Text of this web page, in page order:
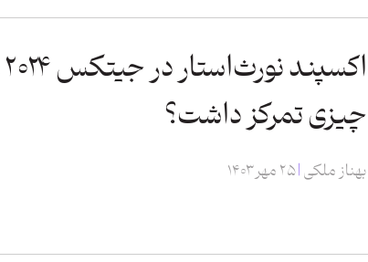
چیزی تمرکز داشت؟
بهناز ملکی ۲۵ مهر ۱۴۰۳